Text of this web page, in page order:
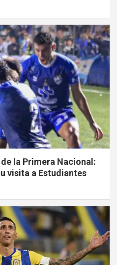
la Primera Nacional:
visita a Estudiantes